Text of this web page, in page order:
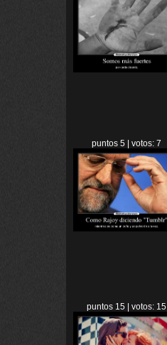
puntos 5 | votos: 7
puntos 15 | votos: 15